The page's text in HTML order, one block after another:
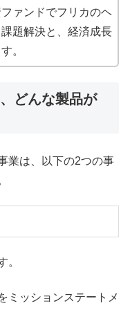
ァンドでフリカのヘ
題解決と、経済成長
。
どんな製品が
業は、以下の2つの事
。
ミッションステートメ